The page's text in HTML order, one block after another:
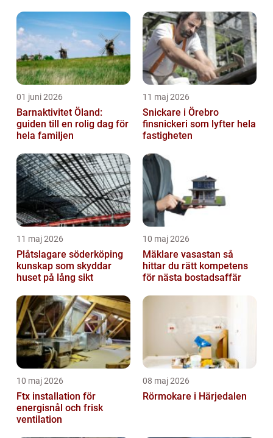
01 juni 2026
Barnaktivitet Öland:
guiden till en rolig dag för
hela familjen
11 maj 2026
Snickare i Örebro
finsnickeri som lyfter hela
fastigheten
11 maj 2026
Plåtslagare söderköping
kunskap som skyddar
huset på lång sikt
10 maj 2026
Mäklare vasastan så
hittar du rätt kompetens
för nästa bostadsaffär
10 maj 2026
Ftx installation för
energisnål och frisk
ventilation
08 maj 2026
Rörmokare i Härjedalen